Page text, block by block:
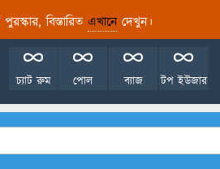
বিস্তারিত এখানেদেখুন।
টপ ইউজার
ব্যাজ
পোল
চ্যাট রুম